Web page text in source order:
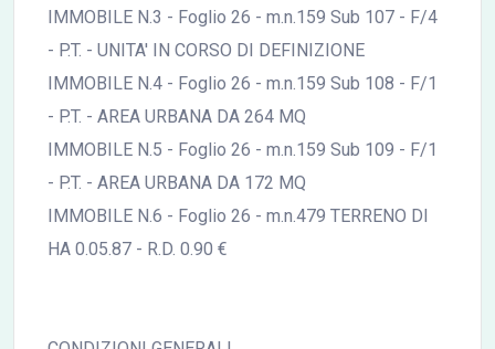
IMMOBILE N.3 - Foglio 26 - m.n.159 Sub 107 - F/4
- P.T. - UNITA' IN CORSO DI DEFINIZIONE
IMMOBILE N.4 - Foglio 26 - m.n.159 Sub 108 - F/1
- P.T. - AREA URBANA DA 264 MQ
IMMOBILE N.5 - Foglio 26 - m.n.159 Sub 109 - F/1
- P.T. - AREA URBANA DA 172 MQ
IMMOBILE N.6 - Foglio 26 - m.n.479 TERRENO DI
HA 0.05.87 - R.D. 0.90 €